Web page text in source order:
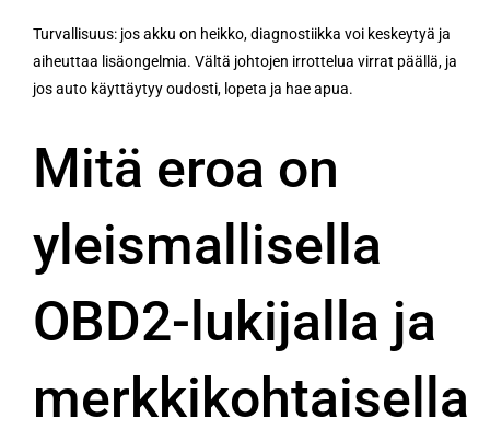
Turvallisuus: jos akku on heikko, diagnostiikka voi keskeytyä ja
aiheuttaa lisäongelmia. Vältä johtojen irrottelua virrat päällä, ja
jos auto käyttäytyy oudosti, lopeta ja hae apua.
Mitä eroa on
yleismallisella
OBD2-lukijalla ja
merkkikohtaisella